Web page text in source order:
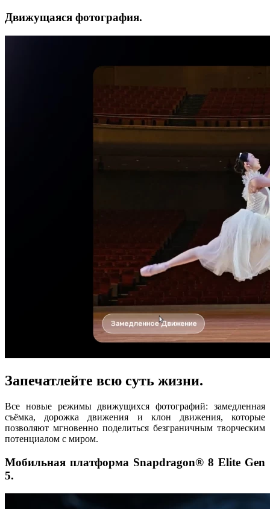
Движущаяся фотография.
Запечатлейте всю суть жизни.
Все новые режимы движущихся фотографий: замедленная
съёмка, дорожка движения и клон движения, которые
позволяют мгновенно поделиться безграничным творческим
потенциалом с миром.
Мобильная платформа Snapdragon® 8 Elite Gen
5.